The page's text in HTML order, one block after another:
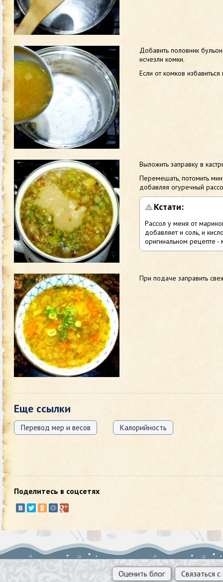
Добавить половник
исчезли комки.
Если от комков
Выложить заправку в
Перемешать, потомить
добавляя огуречный
Кстати:
Рассол у меня от
добавляет и соль, и
оригинальном рецепте -
При подаче заправить
Еще ссылки
Перевод мер и весов Калорийность
Поделитесь в соцсетях
Оценить блог Связаться